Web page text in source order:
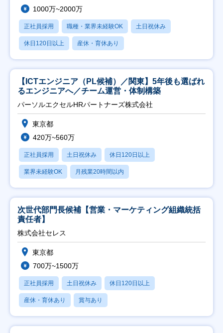
1000万~2000万
正社員採用 職種・業界未経験OK 土日祝休み
休日120日以上 産休・育休あり
【ICTエンジニア（PL候補）／関東】5年後も選ばれ
るエンジニアへ／チーム運営・体制構築
パーソルエクセルHRパートナーズ株式会社
東京都
420万~560万
正社員採用 土日祝休み 休日120日以上
業界未経験OK 月残業20時間以内
次世代部門長候補【営業・マーケティング組織統括
責任者】
株式会社セレス
東京都
700万~1500万
正社員採用 土日祝休み 休日120日以上
産休・育休あり 賞与あり